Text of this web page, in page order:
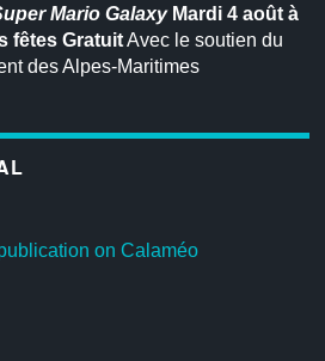
Mario GalaxyMardi 4 août à
fêtes GratuitAvec le soutien du
des Alpes-Maritimes
on Calaméo